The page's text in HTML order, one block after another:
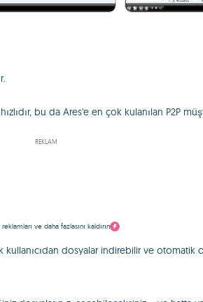
bu da Ares'e en çok kulanılan P2P
REKLAM
ve daha fazlasını kaldırın
kullanıcıdan dosyalar indirebilir ve